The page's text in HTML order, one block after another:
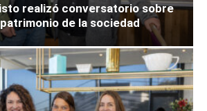
realizó conversatorio sobre
de la sociedad